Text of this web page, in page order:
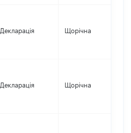
Декларація Щорічна
Декларація Щорічна